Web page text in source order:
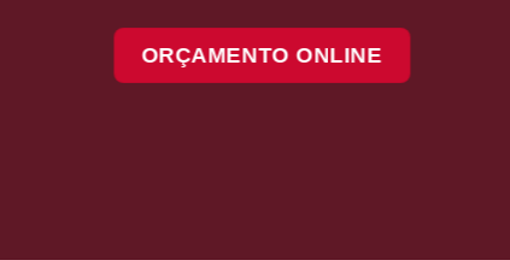
ORÇAMENTO ONLINE